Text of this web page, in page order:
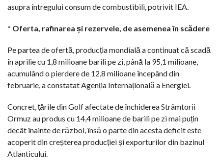
asupra întregului consum de combustibili, potrivit IEA.
* Oferta, rafinarea și rezervele, de asemenea în scădere
Pe partea de ofertă, producția mondială a continuat că scadă
în aprilie cu 1,8 milioane barili pe zi, până la 95,1 milioane,
acumulând o pierdere de 12,8 milioane începând din
februarie, a constatat Agenția Internațională a Energiei.
Concret, țările din Golf afectate de închiderea Strâmtorii
Ormuz au produs cu 14,4 milioane de barili pe zi mai puțin
decât înainte de război, însă o parte din acesta deficit este
acoperit din creșterea producției și exporturilor din bazinul
Atlanticului.